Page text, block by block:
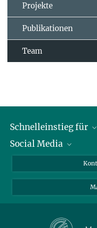
Projekte
Publikationen
Team
Schnelleinstieg für
Journalist*innen
Schüler*innen und
Social Media
LinkedIn
Facebook